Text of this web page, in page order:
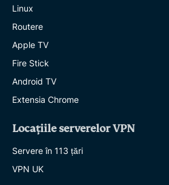
Linux
Routere
Apple TV
Fire Stick
Android TV
Extensia Chrome
Locațiile serverelor VPN
Servere în 113 țări
VPN UK